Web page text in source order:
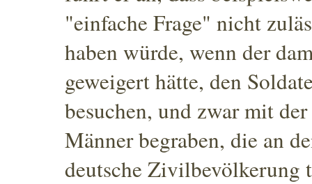
"einfache Frage" nicht
haben würde, wenn der
geweigert hätte, den
besuchen, und zwar mit
Männer begraben, die an
deutsche Zivilbevölkerung